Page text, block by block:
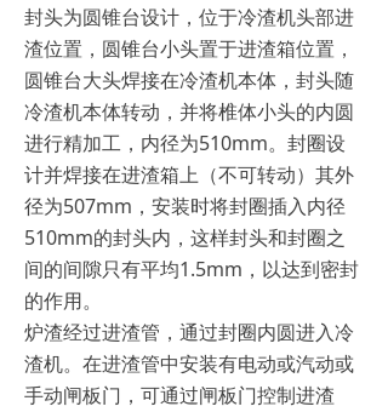
联系我们
封头为圆锥台设计，位于冷渣机头部进
渣位置，圆锥台小头置于进渣箱位置，
圆锥台大头焊接在冷渣机本体，封头随
冷渣机本体转动，并将椎体小头的内圆
进行精加工，内径为510mm。封圈设
计并焊接在进渣箱上（不可转动）其外
径为507mm，安装时将封圈插入内径
510mm的封头内，这样封头和封圈之
间的间隙只有平均1.5mm，以达到密封
的作用。
炉渣经过进渣管，通过封圈内圆进入冷
渣机。在进渣管中安装有电动或汽动或
手动闸板门，可通过闸板门控制进渣